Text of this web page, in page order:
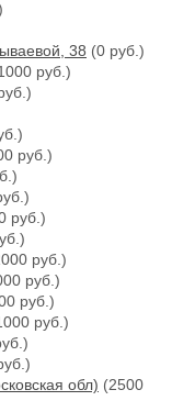
38 (0 руб.)
руб.)
руб.)
руб.)
руб.)
руб.)
руб.)
руб.)
обл) (2500